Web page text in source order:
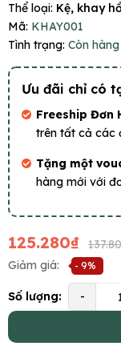
Thể loại: Kệ, khay
Mã: KHAY001
Tình trạng: Còn hàng
Ưu đãi chỉ có
Freeship Đơn
trên tất cả các
Tặng một
hàng mới với
125.280₫
Giảm giá:
- 9%
Số lượng: -